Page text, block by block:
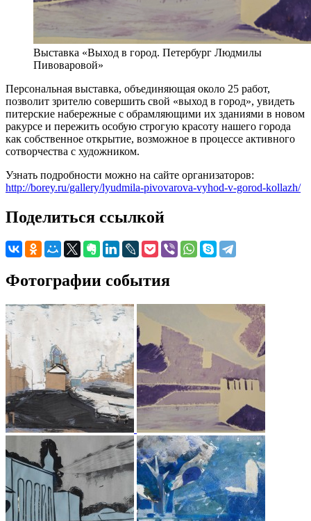
Выставка «Выход в город. Петербург Людмилы
Пивоваровой»
Персональная выставка, объединяющая около 25 работ,
позволит зрителю совершить свой «выход в город», увидеть
питерские набережные с обрамляющими их зданиями в новом
ракурсе и пережить особую строгую красоту нашего города
как собственное открытие, возможное в процессе активного
сотворчества с художником.
Узнать подробности можно на сайте организаторов:
http://borey.ru/gallery/lyudmila-pivovarova-vyhod-v-gorod-kollazh/
Поделиться ссылкой
Фотографии события